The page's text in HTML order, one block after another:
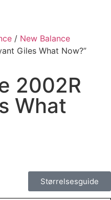
/ New Balance
Giles What Now?”
2002R
What
Størrelsesguide